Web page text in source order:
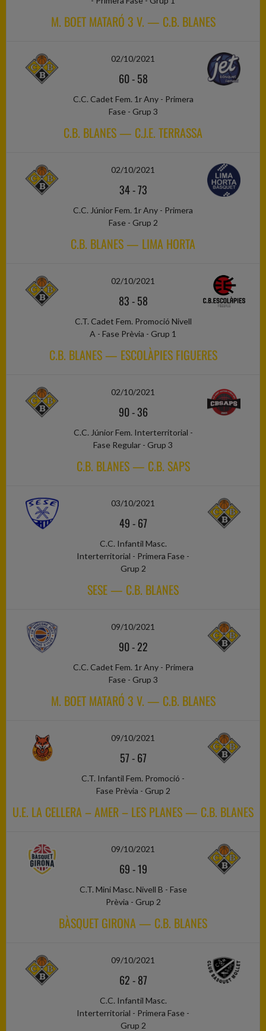
M. BOET MATARÓ 3 V. — C.B. BLANES
02/10/2021
60-58
C.C. Cadet Fem. 1r Any - Primera
Fase - Grup 3
C.B. BLANES — C.J.E. TERRASSA
02/10/2021
34-73
C.C. Júnior Fem. 1r Any - Primera
Fase - Grup 2
C.B. BLANES — LIMA HORTA
02/10/2021
83-58
C.T. Cadet Fem. Promoció Nivell
A - Fase Prèvia - Grup 1
C.B. BLANES — ESCOLÀPIES FIGUERES
02/10/2021
90-36
C.C. Júnior Fem. Interterritorial -
Fase Regular - Grup 3
C.B. BLANES — C.B. SAPS
03/10/2021
49-67
C.C. Infantil Masc.
Interterritorial - Primera Fase -
Grup 2
SESE — C.B. BLANES
09/10/2021
90-22
C.C. Cadet Fem. 1r Any - Primera
Fase - Grup 3
M. BOET MATARÓ 3 V. — C.B. BLANES
09/10/2021
57-67
C.T. Infantil Fem. Promoció -
Fase Prèvia - Grup 2
U.E. LA CELLERA – AMER – LES PLANES — C.B. BLANES
09/10/2021
69-19
C.T. Mini Masc. Nivell B - Fase
Prèvia - Grup 2
BÀSQUET GIRONA — C.B. BLANES
09/10/2021
62-87
C.C. Infantil Masc.
Interterritorial - Primera Fase -
Grup 2